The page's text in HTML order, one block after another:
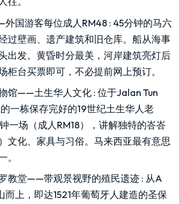
国游客每位成人RM48 : 45分钟的马六
过壁画、遗产建筑和旧仓库。船从海事
出发。黄昏时分最美，河岸建筑亮灯后
柜台买票即可，不必提前网上预订。
馆——土生华人文化 : 位于Jalan Tun
一栋保存完好的19世纪土生华人老
一场（成人RM18），讲解独特的峇峇
文化、家具与习俗。马来西亚最有意思
。
教堂——带观景视野的殖民遗迹 : 从A
而上，即达1521年葡萄牙人建造的圣保